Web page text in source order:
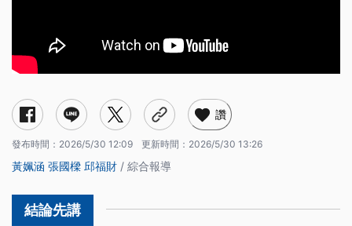
讚
發布時間： 2026/5/30 12:09 更新時間： 2026/5/30 13:26
黃姵涵 張國樑 邱福財 / 綜合報導